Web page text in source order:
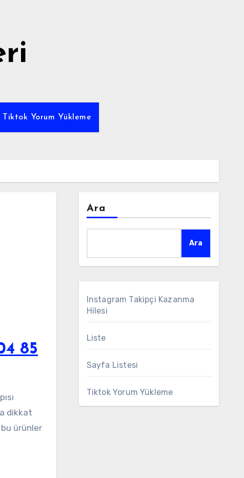
Tiktok Yorum Yükleme
85
dikkat
ürünler
Ara
Ara
Instagram Takipçi Kazanma
Hilesi
Liste
Sayfa Listesi
Tiktok Yorum Yükleme